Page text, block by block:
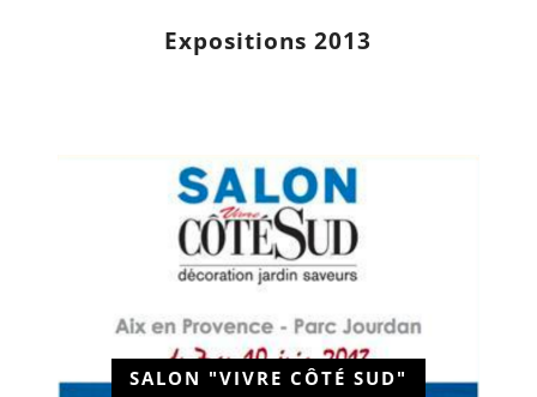
Expositions 2013
SALON "VIVRE CÔTÉ SUD"